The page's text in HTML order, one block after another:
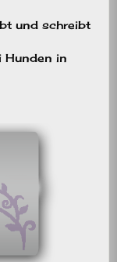
und schreibt
Hunden in